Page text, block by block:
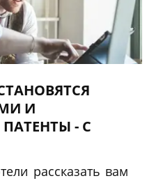
И
- С
рассказать вам